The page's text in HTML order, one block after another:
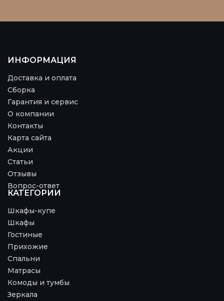
ИНФОРМАЦИЯ
Доставка и оплата
Сборка
Гарантия и сервис
О компании
Контакты
Карта сайта
Акции
Статьи
Отзывы
Вопрос-ответ
КАТЕГОРИИ
Шкафы-купе
Шкафы
Гостиные
Прихожие
Спальни
Матрасы
Комоды и тумбы
Зеркала